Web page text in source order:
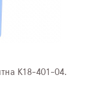
K18-401-04.